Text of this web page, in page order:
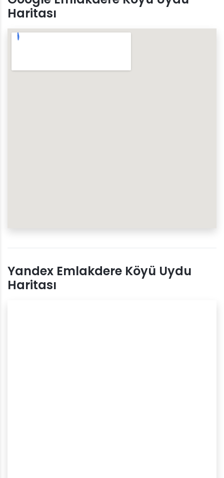
Haritası
Yandex Emlakdere Köyü Uydu
Haritası